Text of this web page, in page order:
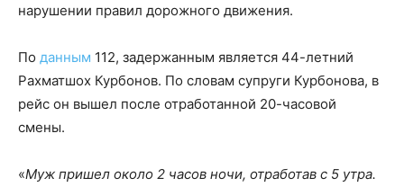
нарушении правил дорожного движения.
По данным 112, задержанным является 44-летний
Рахматшох Курбонов. По словам супруги Курбонова, в
рейс он вышел после отработанной 20-часовой
смены.
«Муж пришел около 2 часов ночи, отработав с 5 утра.